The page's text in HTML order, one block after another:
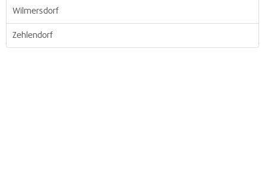
Wilmersdorf
Zehlendorf